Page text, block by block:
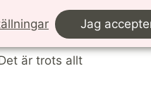
Jag
oss
är trots allt